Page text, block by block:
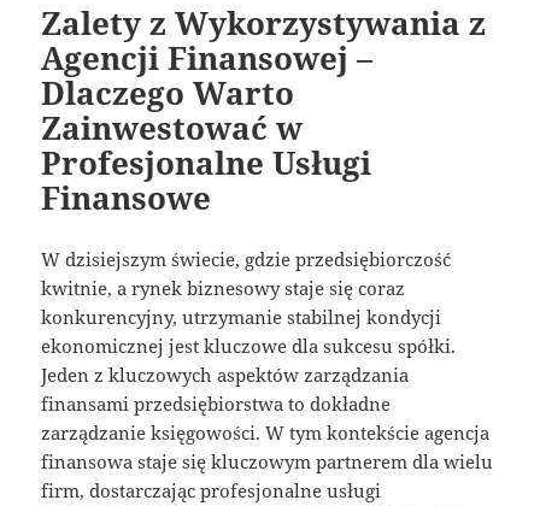
Zalety z Wykorzystywania z
Agencji Finansowej –
Dlaczego Warto
Zainwestować w
Profesjonalne Usługi
Finansowe
W dzisiejszym świecie, gdzie przedsiębiorczość
kwitnie, a rynek biznesowy staje się coraz
konkurencyjny, utrzymanie stabilnej kondycji
ekonomicznej jest kluczowe dla sukcesu spółki.
Jeden z kluczowych aspektów zarządzania
finansami przedsiębiorstwa to dokładne
zarządzanie księgowości. W tym kontekście agencja
finansowa staje się kluczowym partnerem dla wielu
firm, dostarczając profesjonalne usługi